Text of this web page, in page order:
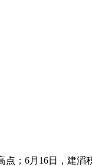
；6月16日，建